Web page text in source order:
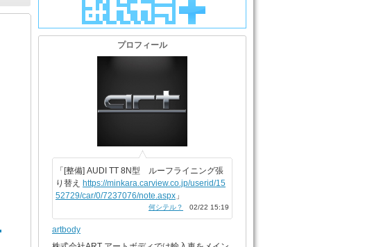
プロフィール
「[整備] AUDI TT 8N型 ルーフライニング張
り替え
https://minkara.carview.co.jp/userid/15
52729/car/0/7237076/note.aspx 」
何シテル？ 02/22 15:19
artbody